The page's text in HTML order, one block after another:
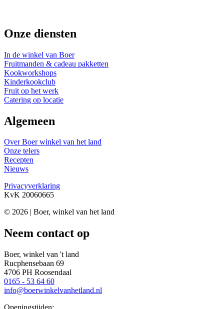
Onze diensten
In de winkel van Boer
Fruitmanden & cadeau pakketten
Kookworkshops
Kinderkookclub
Fruit op het werk
Catering op locatie
Algemeen
Over Boer winkel van het land
Onze telers
Recepten
Nieuws
Privacyverklaring
KvK 20060665
© 2026 | Boer, winkel van het land
Neem contact op
Boer, winkel van 't land
Rucphensebaan 69
4706 PH Roosendaal
0165 - 53 64 60
info@boerwinkelvanhetland.nl